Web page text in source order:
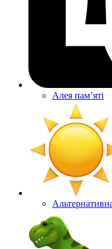
Алея памʼяті